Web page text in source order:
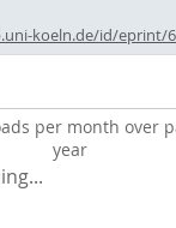
koeln.de/id/eprint/
per month over
year